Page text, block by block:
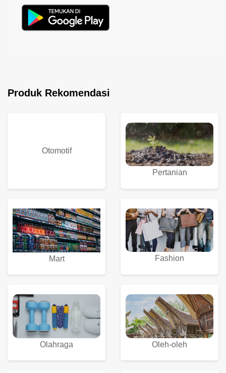
Produk Rekomendasi
Otomotif
Pertanian
Mart Fashion
Olahraga Oleh-oleh